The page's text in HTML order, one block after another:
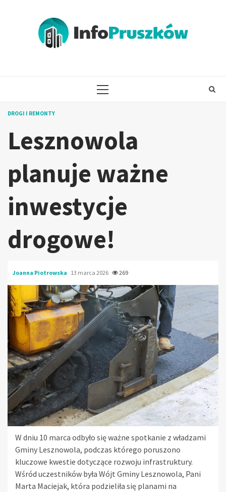
PRIMARY
DROGI I REMONTY
Lesznowola
planuje ważne
inwestycje
drogowe!
Joanna Piotrowska 13 marca 2026 269
W dniu 10 marca odbyło się ważne spotkanie z władzami
Gminy Lesznowola, podczas którego poruszono
kluczowe kwestie dotyczące rozwoju infrastruktury.
Wśród uczestników była Wójt Gminy Lesznowola, Pani
Marta Maciejak, która podzieliła się planami na